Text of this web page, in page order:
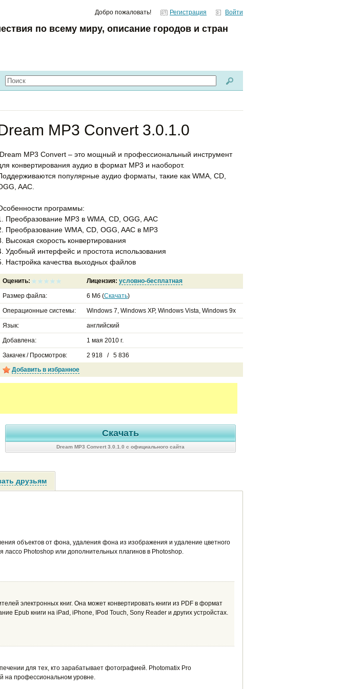
Добро пожаловать! Регистрация Войти
по всему миру, описание городов и стран
MP3 Convert 3.0.1.0
Dream MP3 Convert – это мощный и профессиональный инструмент
конвертирования аудио в формат MP3 и наоборот.
популярные аудио форматы, такие как WMA, CD,
AAC.
программы:
Преобразование MP3 в WMA, CD, OGG, AAC
Преобразование WMA, CD, OGG, AAC в MP3
Высокая скорость конвертирования
Удобный интерфейс и простота использования
Настройка качества выходных файлов
Оценить: Лицензия: условно-бесплатная
Размер файла: 6 Мб (Скачать)
Операционные системы: Windows 7, Windows XP, Windows Vista, Windows 9x
Язык: английский
Добавлена: 1 мая 2010 г.
Закачек / Просмотров:
2 918 / 5 836
Добавить в избранное
Скачать
Dream MP3 Convert 3.0.1.0 с официального сайта
друзьям
объектов от фона, удаления фона из изображения и удаление цветного
Photoshop или дополнительных плагинов в Photoshop.
электронных книг. Она может конвертировать книги из PDF в формат
Epub книги на iPad, iPhone, IPod Touch, Sony Reader и других устройстах.
для тех, кто зарабатывает фотографией. Photomatix Pro
на профессиональном уровне.